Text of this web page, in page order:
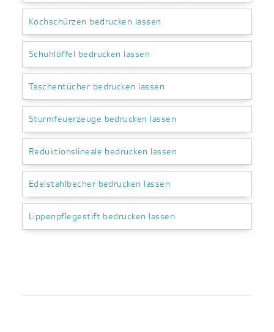
Kochschürzen bedrucken lassen
Schuhlöffel bedrucken lassen
Taschentücher bedrucken lassen
Sturmfeuerzeuge bedrucken lassen
Reduktionslineale bedrucken lassen
Edelstahlbecher bedrucken lassen
Lippenpflegestift bedrucken lassen